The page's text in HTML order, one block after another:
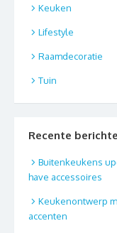
Keuken
Lifestyle
Raamdecoratie
Tuin
Recente
Buitenkeukens
have accessoires
Keukenontwerp
accenten